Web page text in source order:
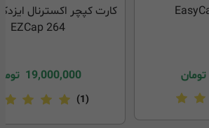
تومان
EZCap 264
19,000,000
(1)